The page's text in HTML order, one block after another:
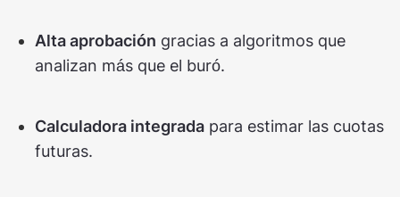
Alta aprobación gracias a algoritmos que
analizan más que el buró.
Calculadora integrada para estimar las cuotas
futuras.